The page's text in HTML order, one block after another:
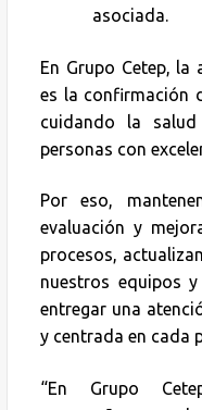
asociada.
En Grupo Cetep,
es la confirmación
cuidando la
personas con
Por eso,
evaluación y
procesos,
nuestros equipos
entregar una
y centrada en cada
“En Grupo